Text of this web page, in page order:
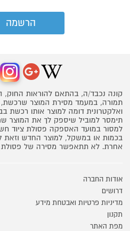
קונה נכבד/ה, בהתאם להוראות החוק,
תמורה, במעמד מסירת המוצר
ואלקטרונית דומה למוצר אותו רכשת
תימסר למוביל שיספק לך את המוצר
למסור במועד האספקה פסולת ציוד
בכמות או במשקל, למוצר החדש וזאת
אחרת. לא תתאפשר מסירה של פסולת
אודות החברה
דרושים
מדיניות פרטיות ואבטחת מידע
תקנון
מפת האתר